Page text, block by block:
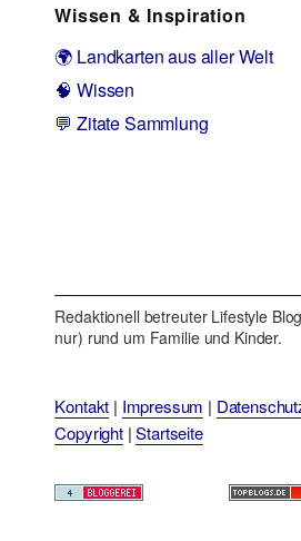
Wissen & Inspiration
🌍 Landkarten aus aller Welt
🧠 Wissen
💬 Zitate Sammlung
Redaktionell betreuter Lifestyle
nur) rund um Familie und Kinder.
Kontakt | Impressum |
Copyright|Startseite